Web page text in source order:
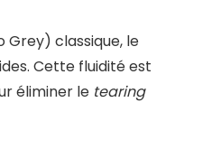
Grey) classique, le
Cette fluidité est
éliminer le tearing